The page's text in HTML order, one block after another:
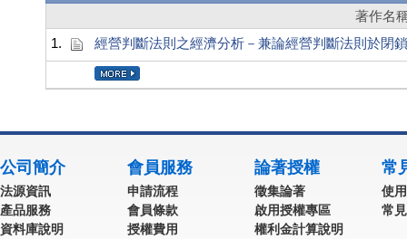
著作名
1.
經營判斷法則之經濟分析－兼論經營判斷法則於閉
公司簡介
法源資訊
產品服務
資料庫說明
會員服務
申請流程
會員條款
授權費用
論著授權
徵集論著
啟用授權專區
權利金計算說明
常
使
常